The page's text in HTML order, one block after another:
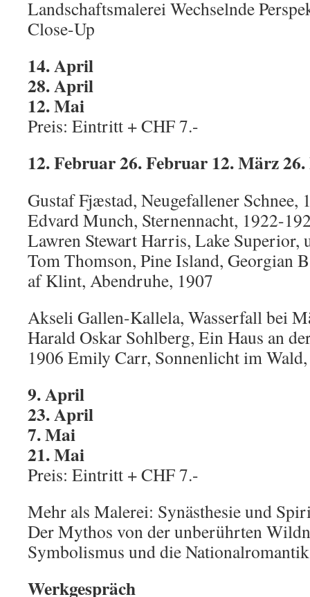
Landschaftsmalerei Wechselnde
Close-Up
14. April
28. April
12. Mai
Preis: Eintritt + CHF 7.-
12. Februar 26. Februar 12. März
Gustaf Fjæstad, Neugefallener Schnee,
Edvard Munch, Sternennacht, 1922-
Lawren Stewart Harris, Lake Superior,
Tom Thomson, Pine Island, Georgian
af Klint, Abendruhe, 1907
Akseli Gallen-Kallela, Wasserfall bei
Harald Oskar Sohlberg, Ein Haus an
1906 Emily Carr, Sonnenlicht im
9. April
23. April
7. Mai
21. Mai
Preis: Eintritt + CHF 7.-
Mehr als Malerei: Synästhesie und
Der Mythos von der unberührten
Symbolismus und die Nationalromantik
Werkgespräch